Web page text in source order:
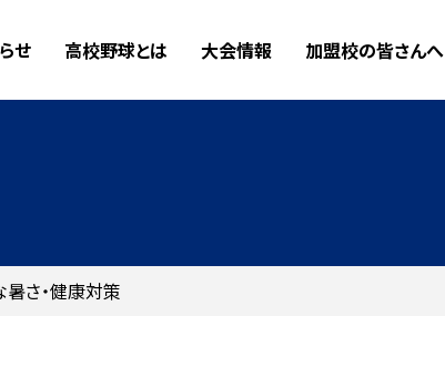
せ 高校野球とは 大会情報 加盟校の皆さんへ
さ・健康対策